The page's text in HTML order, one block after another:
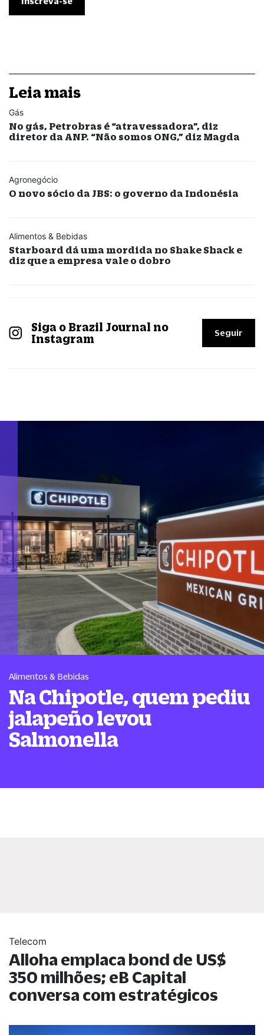
Leia mais
Gás
No gás, Petrobras é “atravessadora”, diz
diretor da ANP. “Não somos ONG,” diz Magda
Agronegócio
O novo sócio da JBS: o governo da Indonésia
Alimentos & Bebidas
Starboard dá uma mordida no Shake Shack e
diz que a empresa vale o dobro
Siga o Brazil Journal no
Instagram
Seguir
Alimentos & Bebidas
Na Chipotle, quem pediu
jalapeño levou
Salmonella
Telecom
Alloha emplaca bond de US$
350 milhões; eB Capital
conversa com estratégicos